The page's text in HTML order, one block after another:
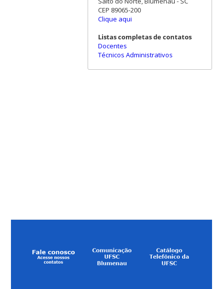
CEP 89065-200
Clique aqui
Listas completas de contatos
Docentes
Técnicos Administrativos